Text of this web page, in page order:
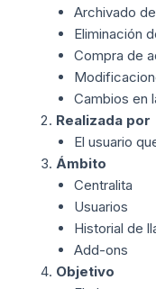
Archivado
Eliminación
Compra de
Cambios en
Realizada por
El usuario
Ámbito
Centralita
Usuarios
Historial de
Add-ons
Objetivo